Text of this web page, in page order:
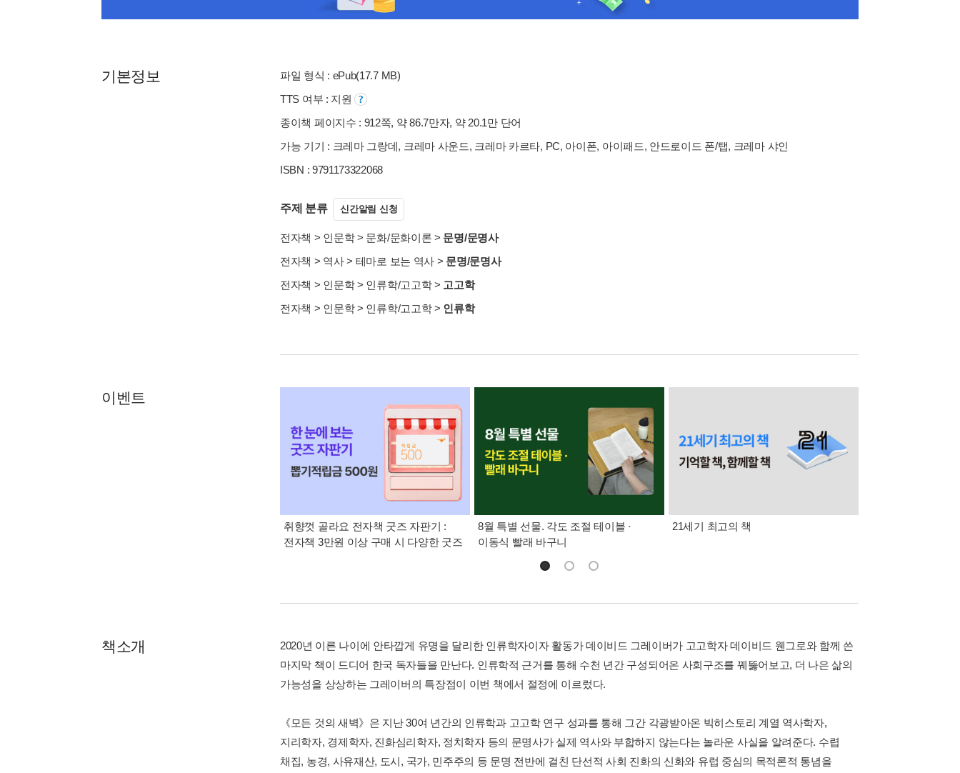
기본정보
파일 형식 : ePub(17.7 MB)
TTS 여부 : 지원
종이책 페이지수 : 912쪽, 약 86.7만자, 약 20.1만 단어
가능 기기 : 크레마 그랑데, 크레마 사운드, 크레마 카르타, PC, 아이폰, 아이패드, 안드로이드 폰/탭, 크레마 샤인
ISBN : 9791173322068
주제 분류 신간알림 신청
전자책 > 인문학> 문화/문화이론 > 문명/문명사
전자책 > 역사> 테마로 보는 역사 > 문명/문명사
전자책 > 인문학> 인류학/고고학> 고고학
전자책 > 인문학> 인류학/고고학> 인류학
이벤트
취향껏 골라요 전자책 굿즈 자판기 :
전자책 3만원 이상 구매 시 다양한 굿즈
8월 특별 선물. 각도 조절 테이블 ·
이동식 빨래 바구니
21세기 최고의 책
책소개
2020년 이른 나이에 안타깝게 유명을 달리한 인류학자이자 활동가 데이비드 그레이버가 고고학자 데이비드 웬그로와 함께 쓴
마지막 책이 드디어 한국 독자들을 만난다. 인류학적 근거를 통해 수천 년간 구성되어온 사회구조를 꿰뚫어보고, 더 나은 삶의
가능성을 상상하는 그레이버의 특장점이 이번 책에서 절정에 이르렀다.
《모든 것의 새벽》은 지난 30여 년간의 인류학과 고고학 연구 성과를 통해 그간 각광받아온 빅히스토리 계열 역사학자,
지리학자, 경제학자, 진화심리학자, 정치학자 등의 문명사가 실제 역사와 부합하지 않는다는 놀라운 사실을 알려준다. 수렵
채집, 농경, 사유재산, 도시, 국가, 민주주의 등 문명 전반에 걸친 단선적 사회 진화의 신화와 유럽 중심의 목적론적 통념을